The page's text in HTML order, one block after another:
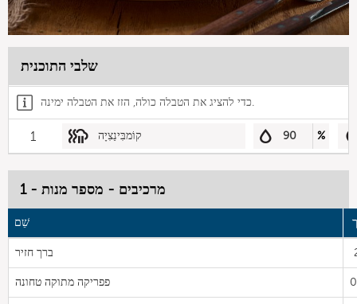
שלבי התוכנית
כדי להציג את הטבלה כולה, הזז את הטבלה ימינה.
1 קוֹמבִּינַצִיָה 90 %
מרכיבים - מספר מנות - 1
שֵׁם
ברך חזיר
פפריקה מתוקה טחונה